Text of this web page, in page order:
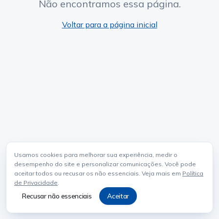
Usamos cookies para melhorar sua experiência, medir o
desempenho do site e personalizar comunicações. Você pode
aceitar todos ou recusar os não essenciais. Veja mais em Política
de Privacidade.
Recusar não essenciais Aceitar
Não encontramos essa página.
Voltar para a página inicial